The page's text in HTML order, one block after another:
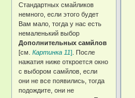
Стандартных смайликов
немного, если этого будет
Вам мало, тогда у нас есть
немаленький выбор
Дополнительных самйлов
[см.Картинка 11] . После
нажатия ниже откроется окно
с выбором самйлов, если
они не все появились, тогда
подождите, они не